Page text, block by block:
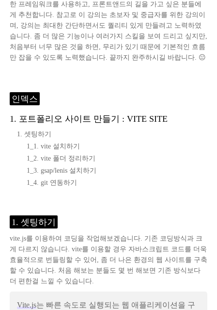
한 프레임워크를 사용하고, 프론트앤드의 길을 가고 싶은 분들에
게 추천합니다. 참고로 이 강의는 초보자 및 중급자를 위한 강의이
며, 강의는 최대한 간단하면서도 퀄리티 있게 만들려고 노력하였
습니다. 좀 더 많은 기능이나 여러가지 스킬을 보여 드리고 싶지만,
처음부터 너무 많은 것을 하면, 무리가 있기 때문에 기본적인 흐름
만 잡을 수 있도록 노력했습니다. 끝까지 완주하시길 바랍니다. 😐
인덱스
1. 포트폴리오 사이트 만들기 : VITE SITE
1. 셋팅하기
1_1. vite 설치하기
1_2. vite 폴더 정리하기
1_3. gsap/lenis 설치하기
1_4. git 연동하기
1. 셋팅하기
vite.js를 이용하여 코딩을 작업해보겠습니다. 기존 코딩방식과 크
게 다르지 않습니다. vite를 이용할 경우 자바스크립트 코드를 더욱
효율적으로 번들링할 수 있어, 좀 더 나은 환경의 웹 사이트를 구축
할 수 있습니다. 처음 해보는 분들도 몇 번 해보면 기존 방식보다
더 편한걸 느낄 수 있습니다.
Vite.js는 빠른 속도로 실행되는 웹 애플리케이션을 구